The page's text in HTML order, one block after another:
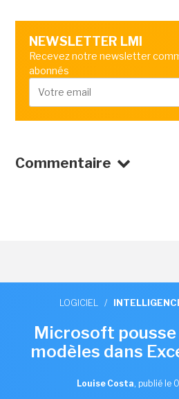
NEWSLETTER LMI
Recevez notre newsletter
abonnés
Commentaire
LOGICIEL /
Microsoft
modèles dans
Louise Costa, publié le